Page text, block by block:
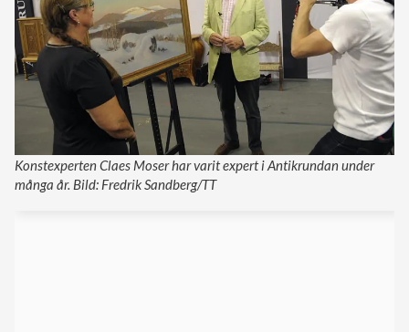
Konstexperten Claes Moser har varit expert i Antikrundan under
många år. Bild: Fredrik Sandberg/TT